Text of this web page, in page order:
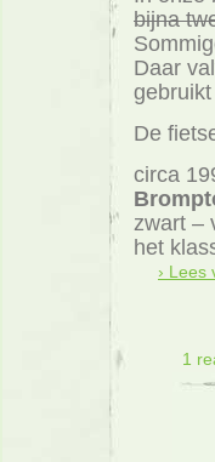
bijna
Daar
De
circa
zwart –
het
› Lees
1